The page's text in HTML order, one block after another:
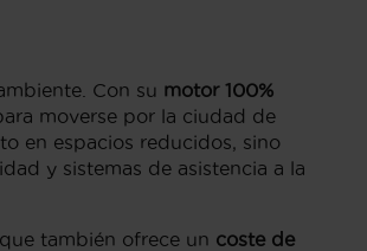
Con su motor 100%
moverse por la ciudad de
en espacios reducidos, sino
y sistemas de asistencia a la
también ofrece un coste de